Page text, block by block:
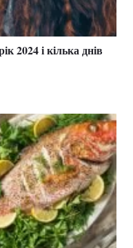
2024 і кілька днів